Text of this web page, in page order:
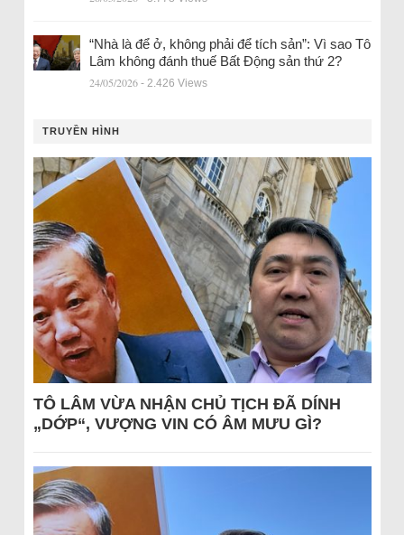
“Nhà là để ở, không phải để tích sản”: Vì sao Tô
Lâm không đánh thuế Bất Động sản thứ 2?
24/05/2026 - 2.426 Views
TRUYỀN HÌNH
TÔ LÂM VỪA NHẬN CHỦ TỊCH ĐÃ DÍNH
„DỚP“, VƯỢNG VIN CÓ ÂM MƯU GÌ?